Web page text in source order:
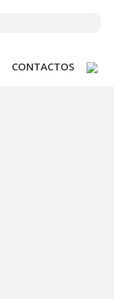
CONTACTOS